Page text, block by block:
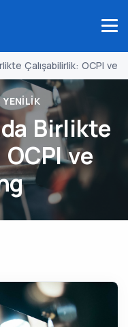
Çalışabilirlik: OCPI ve
YENILIK
Birlikte
ve